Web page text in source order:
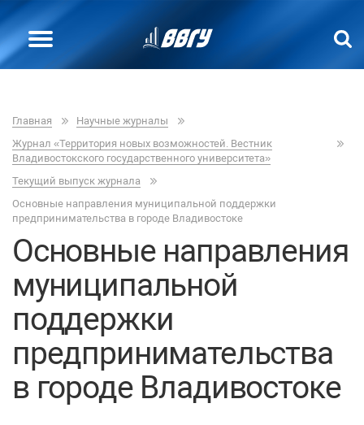
Главная
Научные журналы
Журнал «Территория новых возможностей. Вестник
Владивостокского государственного университета»
Текущий выпуск журнала
Основные направления муниципальной поддержки
предпринимательства в городе Владивостоке
Основные направления
муниципальной
поддержки
предпринимательства
в городе Владивостоке